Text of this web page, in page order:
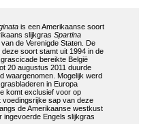
is een Amerikaanse soort
slijkgrasSpartina
de Verenigde Staten. De
soort stamt uit 1994 in de
bereikte België
20 augustus 2011 duurde
waargenomen. Mogelijk werd
in Europa
komt exclusief voor op
sap van deze
de Amerikaanse westkust
ingevoerde Engels slijkgras